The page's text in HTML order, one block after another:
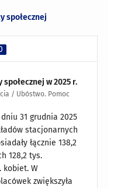
społecznej
w 2025 r.
/ Ubóstwo. Pomoc
31 grudnia 2025
stacjonarnych
łącznie 138,2
128,2 tys.
kobiet. W
zwiększyła